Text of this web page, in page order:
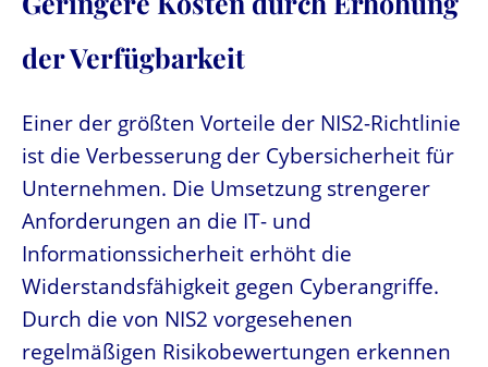
der Verfügbarkeit
Einer der größten Vorteile der NIS2-Richtlinie
ist die Verbesserung der Cybersicherheit für
Unternehmen. Die Umsetzung strengerer
Anforderungen an die IT- und
Informationssicherheit erhöht die
Widerstandsfähigkeit gegen Cyberangriffe.
Durch die von NIS2 vorgesehenen
regelmäßigen Risikobewertungen erkennen